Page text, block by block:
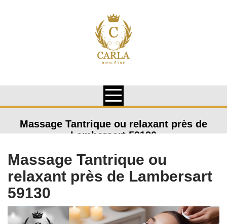
Massage Tantrique ou relaxant près de
Lambersart 59130
Massage Tantrique ou
relaxant près de Lambersart
59130